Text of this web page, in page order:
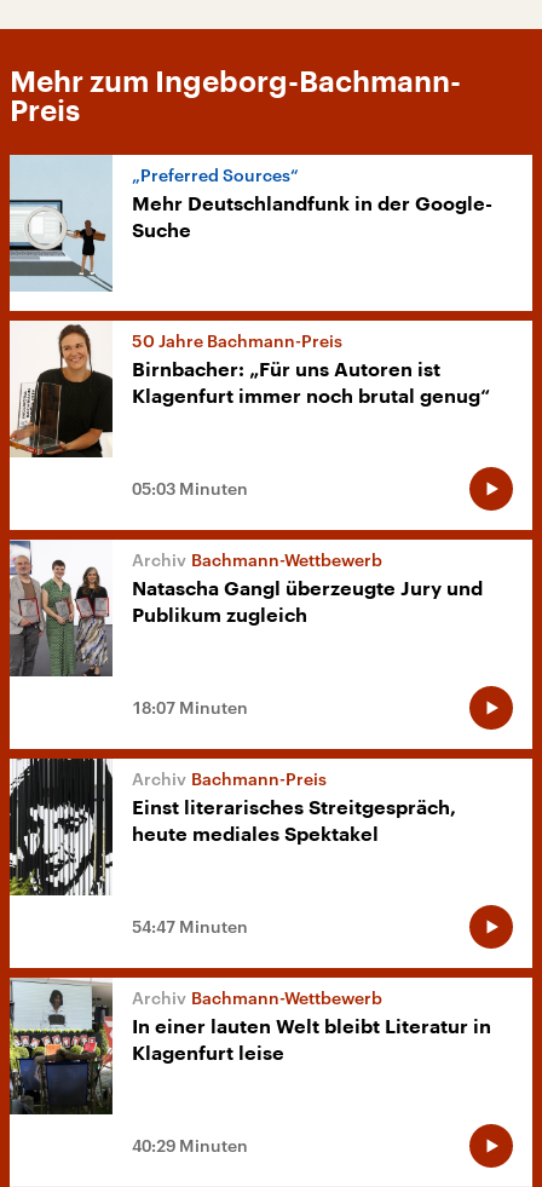
Mehr zum Ingeborg-Bachmann-
Preis
„Preferred Sources“
Mehr Deutschlandfunk in der Google-
Suche
50 Jahre Bachmann-Preis
Birnbacher: „Für uns Autoren ist
Klagenfurt immer noch brutal genug“
05:03 Minuten
Bachmann-Wettbewerb
Natascha Gangl überzeugte Jury und
Publikum zugleich
18:07 Minuten
Bachmann-Preis
Einst literarisches Streitgespräch,
heute mediales Spektakel
54:47 Minuten
Bachmann-Wettbewerb
In einer lauten Welt bleibt Literatur in
Klagenfurt leise
40:29 Minuten